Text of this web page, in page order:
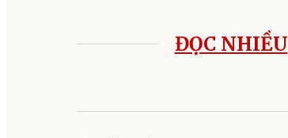
ĐỌC NHIỀU